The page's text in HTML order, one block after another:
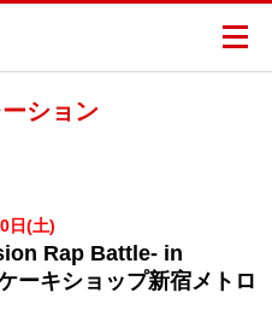
ション
日(土)
Rap Battle- in
キショップ新宿メトロ